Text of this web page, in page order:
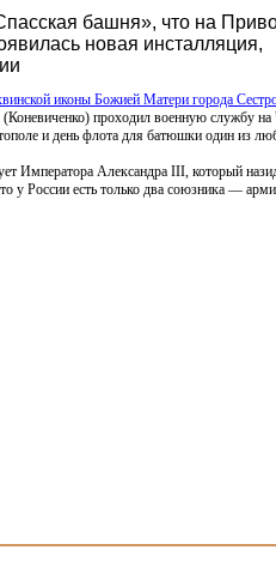
башня», что на
новая инсталляция,
иконы Божией Матери города
(Коневиченко) проходил военную службу
и день флота для батюшки один из
Императора Александра III, который
у России есть только два союзника —